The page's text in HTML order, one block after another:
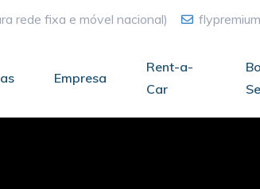
rede fixa e móvel nacional)
Empresa
Rent-a-
Car